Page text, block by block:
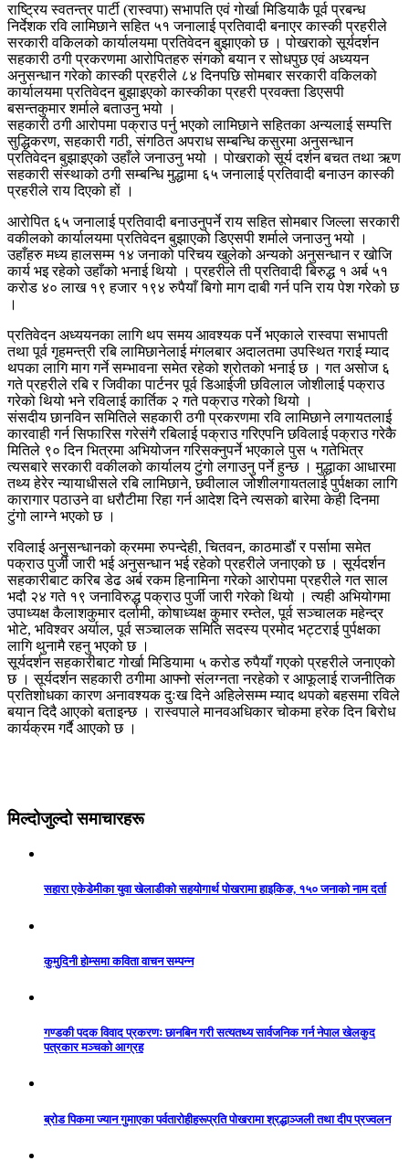
राष्ट्रिय स्वतन्त्र पार्टी (रास्वपा) सभापति एवं गोर्खा मिडियाकै पूर्व प्रबन्ध
निर्देशक रवि लामिछाने सहित ५१ जनालाई प्रतिवादी बनाएर कास्की प्रहरीले
सरकारी वकिलको कार्यालयमा प्रतिवेदन बुझाएको छ । पोखराको सूर्यदर्शन
सहकारी ठगी प्रकरणमा आरोपितहरु संगको बयान र सोधपुछ एवं अध्ययन
अनुसन्धान गरेको कास्की प्रहरीले ८४ दिनपछि सोमबार सरकारी वकिलको
कार्यालयमा प्रतिवेदन बुझाइएको कास्कीका प्रहरी प्रवक्ता डिएसपी
बसन्तकुमार शर्माले बताउनु भयो ।
सहकारी ठगी आरोपमा पक्राउ पर्नु भएको लामिछाने सहितका अन्यलाई सम्पत्ति
सुद्धिकरण, सहकारी गठी, संगठित अपराध सम्बन्धि कसुरमा अनुसन्धान
प्रतिवेदन बुझाइएको उहाँले जनाउनु भयो । पोखराको सूर्य दर्शन बचत तथा ऋण
सहकारी संस्थाको ठगी सम्बन्धि मुद्धामा ६५ जनालाई प्रतिवादी बनाउन कास्की
प्रहरीले राय दिएको हों ।
आरोपित ६५ जनालाई प्रतिवादी बनाउनुपर्ने राय सहित सोमबार जिल्ला सरकारी
वकीलको कार्यालयमा प्रतिवेदन बुझाएको डिएसपी शर्माले जनाउनु भयो ।
उहाँहरु मध्य हालसम्म १४ जनाको परिचय खुलेको अन्यको अनुसन्धान र खोजि
कार्य भइ रहेको उहाँको भनाई थियो । प्रहरीले ती प्रतिवादी बिरुद्ध १ अर्ब ५१
करोड ४० लाख १९ हजार १९४ रुपैयाँ बिगो माग दाबी गर्न पनि राय पेश गरेको छ
।
प्रतिवेदन अध्ययनका लागि थप समय आवश्यक पर्ने भएकाले रास्वपा सभापती
तथा पूर्व गृहमन्त्री रबि लामिछानेलाई मंगलबार अदालतमा उपस्थित गराई म्याद
थपका लागि माग गर्ने सम्भावना समेत रहेको श्रोतको भनाई छ । गत असोज ६
गते प्रहरीले रबि र जिवीका पार्टनर पूर्व डिआईजी छविलाल जोशीलाई पक्राउ
गरेको थियो भने रविलाई कार्तिक २ गते पक्राउ गरेको थियो ।
संसदीय छानविन समितिले सहकारी ठगी प्रकरणमा रवि लामिछाने लगायतलाई
कारवाही गर्न सिफारिस गरेसंगै रबिलाई पक्राउ गरिएपनि छविलाई पक्राउ गरेकै
मितिले ९० दिन भित्रमा अभियोजन गरिसक्नुपर्ने भएकाले पुस ५ गतेभित्र
त्यसबारे सरकारी वकीलको कार्यालय टुंगो लगाउनु पर्ने हुन्छ । मुद्धाका आधारमा
तथ्य हेरेर न्यायाधीसले रबि लामिछाने, छवीलाल जोशीलगायतलाई पुर्पक्षका लागि
कारागार पठाउने वा धरौटीमा रिहा गर्न आदेश दिने त्यसको बारेमा केही दिनमा
टुंगो लाग्ने भएको छ ।
रविलाई अनुसन्धानको क्रममा रुपन्देही, चितवन, काठमाडौं र पर्सामा समेत
पक्राउ पुर्जी जारी भई अनुसन्धान भई रहेको प्रहरीले जनाएको छ । सूर्यदर्शन
सहकारीबाट करिब डेढ अर्ब रकम हिनामिना गरेको आरोपमा प्रहरीले गत साल
भदौ २४ गते १९ जनाविरुद्ध पक्राउ पुर्जी जारी गरेको थियो । त्यही अभियोगमा
उपाध्यक्ष कैलाशकुमार दर्लामी, कोषाध्यक्ष कुमार रम्तेल, पूर्व सञ्चालक महेन्द्र
भोटे, भविश्वर अर्याल, पूर्व सञ्चालक समिति सदस्य प्रमोद भट्टराई पुर्पक्षका
लागि थुनामै रहनु भएको छ ।
सूर्यदर्शन सहकारीबाट गोर्खा मिडियामा ५ करोड रुपैयाँ गएको प्रहरीले जनाएको
छ । सूर्यदर्शन सहकारी ठगीमा आफ्नो संलग्नता नरहेको र आफूलाई राजनीतिक
प्रतिशोधका कारण अनावश्यक दुःख दिने अहिलेसम्म म्याद थपको बहसमा रविले
बयान दिदै आएको बताइन्छ । रास्वपाले मानवअधिकार चोकमा हरेक दिन बिरोध
कार्यक्रम गर्दै आएको छ ।
मिल्दोजुल्दो समाचारहरू
सहारा एकेडेमीका युवा खेलाडीको सहयोगार्थ पोखरामा हाइकिङ, १५० जनाको नाम दर्ता
कुमुदिनी होम्समा कविता वाचन सम्पन्न
गण्डकी पदक विवाद प्रकरणः छानबिन गरी सत्यतथ्य सार्वजनिक गर्न नेपाल खेलकुद
पत्रकार मञ्चको आग्रह
ब्रोड पिकमा ज्यान गुमाएका पर्वतारोहीहरूप्रति पोखरामा श्रद्धाञ्जली तथा दीप प्रज्वलन